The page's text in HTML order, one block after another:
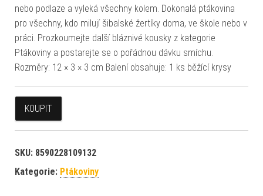
nebo podlaze a vyleká všechny kolem. Dokonalá ptákovina
pro všechny, kdo milují šibalské žertíky doma, ve škole nebo v
práci. Prozkoumejte další bláznivé kousky z kategorie
Ptákoviny a postarejte se o pořádnou dávku smíchu.
Rozměry: 12 × 3 × 3 cm Balení obsahuje: 1 ks běžící krysy
KOUPIT
SKU: 8590228109132
Kategorie: Ptákoviny